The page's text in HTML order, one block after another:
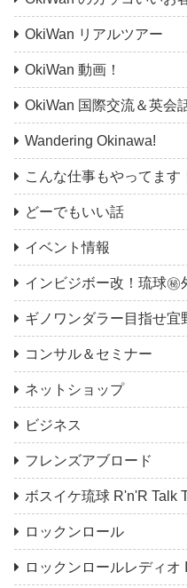
OkiWan リアルツアー
OkiWan 動画！
OkiWan 国際交流＆英会
Wandering Okinawa!
こんな仕事もやってます
どーでもいい話
イベント情報
インビジボー改！琉球㊙︎
ギノワンダラー目指せ宜
コンサル＆セミナー
ネットショップ
ビジネス
フレンズアブロード
ボスイケ琉球 R'n'R Talk
ロックンロール
ロックンロールレディオ